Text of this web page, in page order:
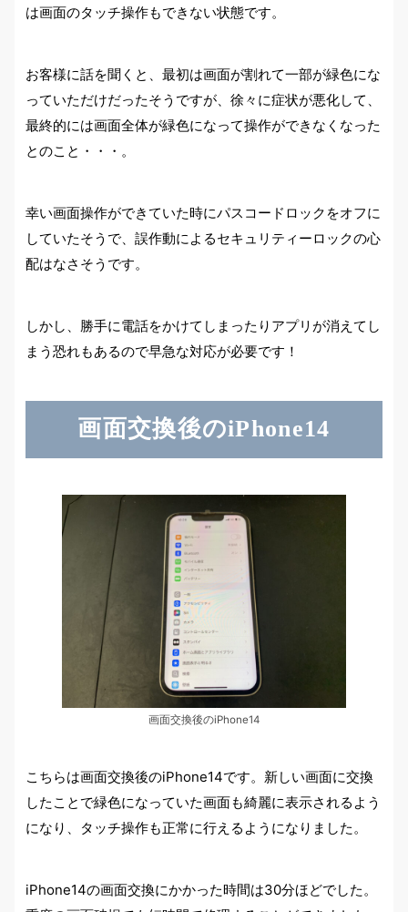
は画面のタッチ操作もできない状態です。
お客様に話を聞くと、最初は画面が割れて一部が緑色にな
っていただけだったそうですが、徐々に症状が悪化して、
最終的には画面全体が緑色になって操作ができなくなった
とのこと・・・。
幸い画面操作ができていた時にパスコードロックをオフに
していたそうで、誤作動によるセキュリティーロックの心
配はなさそうです。
しかし、勝手に電話をかけてしまったりアプリが消えてし
まう恐れもあるので早急な対応が必要です！
画面交換後のiPhone14
画面交換後のiPhone14
こちらは画面交換後のiPhone14です。新しい画面に交換
したことで緑色になっていた画面も綺麗に表示されるよう
になり、タッチ操作も正常に行えるようになりました。
iPhone14の画面交換にかかった時間は30分ほどでした。